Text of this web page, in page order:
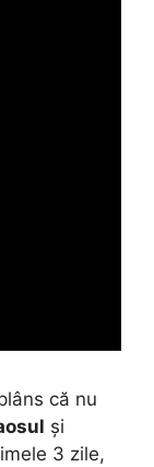
că nu
și
3 zile,